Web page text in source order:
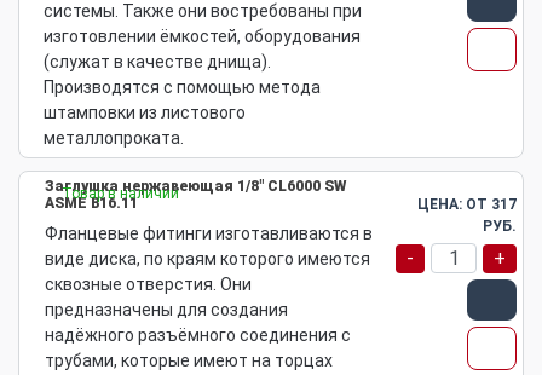
системы. Также они востребованы при
изготовлении ёмкостей, оборудования
(служат в качестве днища).
Производятся с помощью метода
штамповки из листового
металлопроката.
Товар в наличии
Заглушка нержавеющая 1/8" CL6000 SW
ASME B16.11
Фланцевые фитинги изготавливаются в
виде диска, по краям которого имеются
сквозные отверстия. Они
предназначены для создания
надёжного разъёмного соединения с
трубами, которые имеют на торцах
ЦЕНА: ОТ 317
РУБ.
- +